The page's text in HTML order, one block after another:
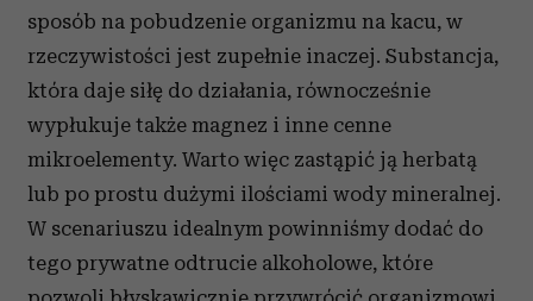
sposób na pobudzenie organizmu na kacu, w
rzeczywistości jest zupełnie inaczej. Substancja,
która daje siłę do działania, równocześnie
wypłukuje także magnez i inne cenne
mikroelementy. Warto więc zastąpić ją herbatą
lub po prostu dużymi ilościami wody mineralnej.
W scenariuszu idealnym powinniśmy dodać do
tego prywatne odtrucie alkoholowe, które